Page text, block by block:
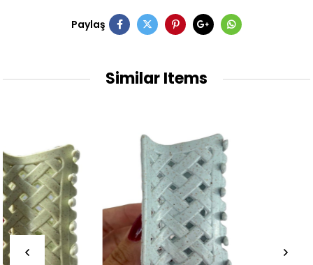
Paylaş
Similar Items